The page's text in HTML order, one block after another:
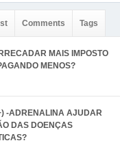
Comments Tags
MAIS IMPOSTO
MENOS?
-ADRENALINA AJUDAR
DAS DOENÇAS